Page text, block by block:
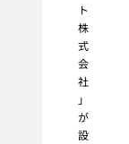
ト
株
式
会
社
」
が
設